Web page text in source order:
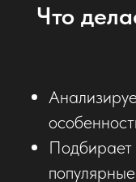
Что
Подбирает